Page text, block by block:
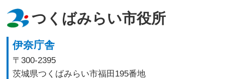
つくばみらい市役所
伊奈庁舎
〒300-2395
茨城県つくばみらい市福田195番地